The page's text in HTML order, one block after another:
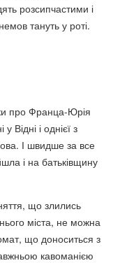
розсипчастими і
тануть у роті.
про Франца-Юрія
Відні і однієї з
І швидше за все
і на батьківщину
що злились
міста, не можна
що доноситься з
кавоманією